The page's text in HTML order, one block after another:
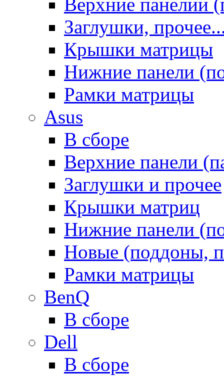
Заглушки,
Крышки матрицы
Нижние панели
Рамки матрицы
Asus
В сборе
Верхние панели
Заглушки и прочее
Крышки матриц
Нижние панели
Новые (поддоны,
Рамки матрицы
BenQ
В сборе
Dell
В сборе